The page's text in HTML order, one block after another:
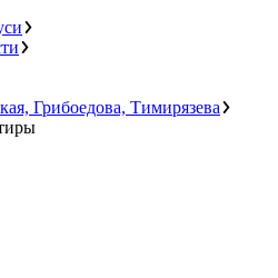
Грибоедова, Тимирязева